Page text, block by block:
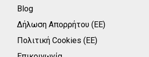
Blog
Δήλωση Απορρήτου (ΕΕ)
Πολιτική Cookies (ΕΕ)